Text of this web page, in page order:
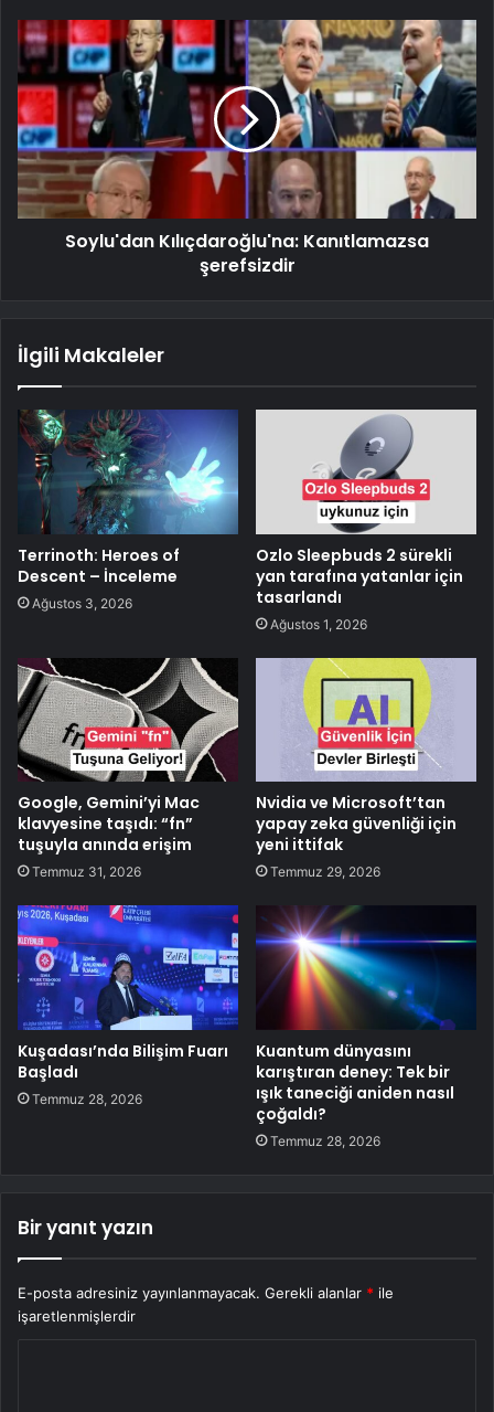
Soylu'dan Kılıçdaroğlu'na: Kanıtlamazsa
şerefsizdir
İlgili Makaleler
Terrinoth: Heroes of
Descent – İnceleme
Ağustos 3, 2026
Ozlo Sleepbuds 2 sürekli
yan tarafına yatanlar için
tasarlandı
Ağustos 1, 2026
Google, Gemini’yi Mac
klavyesine taşıdı: “fn”
tuşuyla anında erişim
Temmuz 31, 2026
Nvidia ve Microsoft’tan
yapay zeka güvenliği için
yeni ittifak
Temmuz 29, 2026
Kuşadası’nda Bilişim Fuarı
Başladı
Temmuz 28, 2026
Kuantum dünyasını
karıştıran deney: Tek bir
ışık taneciği aniden nasıl
çoğaldı?
Temmuz 28, 2026
Bir yanıt yazın
E-posta adresiniz yayınlanmayacak. Gerekli alanlar * ile
işaretlenmişlerdir